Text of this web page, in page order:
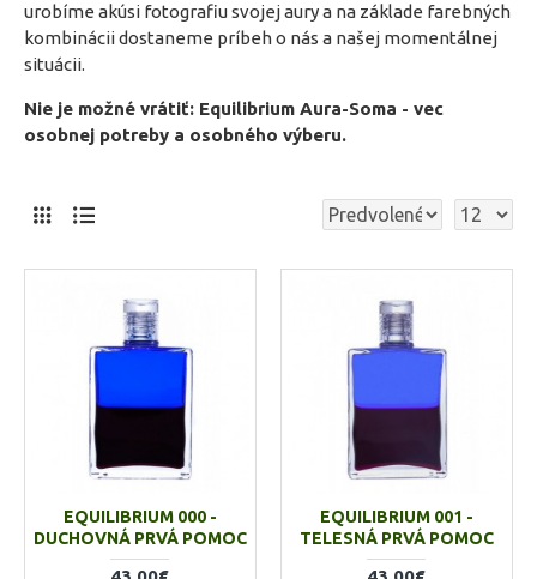
urobíme akúsi fotografiu svojej aury a na základe farebných
kombinácii dostaneme príbeh o nás a našej momentálnej
situácii.
Nie je možné vrátiť: Equilibrium Aura-Soma - vec
osobnej potreby a osobného výberu.
EQUILIBRIUM 000 -
DUCHOVNÁ PRVÁ POMOC
EQUILIBRIUM 001 -
TELESNÁ PRVÁ POMOC